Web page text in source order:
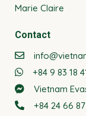
Marie Claire
Contact
+84 9 83 18
Vietnam
+84 24 66